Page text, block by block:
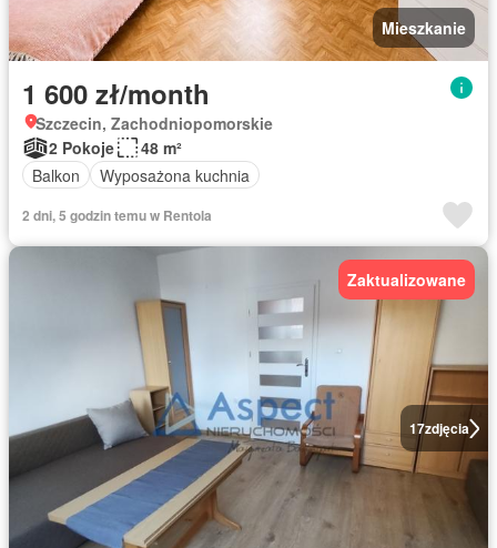
Mieszkanie
1 600 zł/month
Szczecin, Zachodniopomorskie
2 Pokoje
48 m²
Balkon
Wyposażona kuchnia
2 dni, 5 godzin temu w Rentola
17zdjęcia
Zaktualizowane